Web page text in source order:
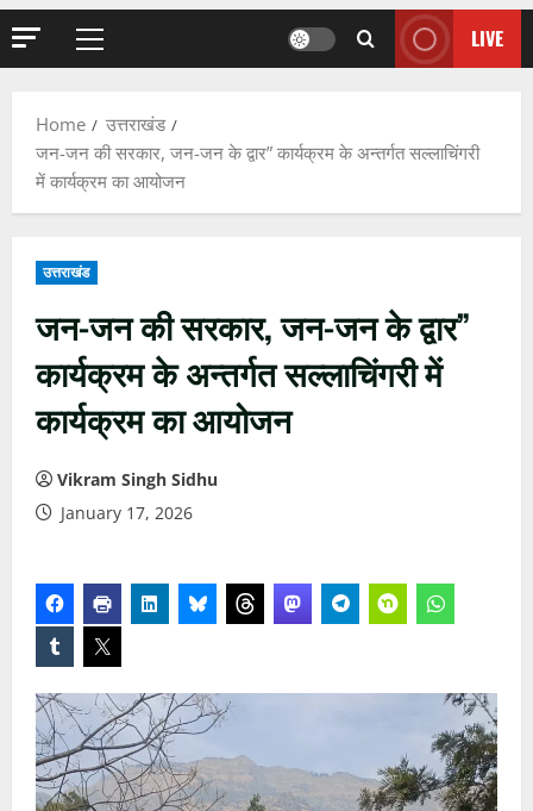
Primary
LIVE
Home
उत्तराखंड
जन-जन की सरकार, जन-जन के द्वार” कार्यक्रम के अन्तर्गत सल्लाचिंगरी
में कार्यक्रम का आयोजन
उत्तराखंड
जन-जन की सरकार, जन-जन के द्वार”
कार्यक्रम के अन्तर्गत सल्लाचिंगरी में
कार्यक्रम का आयोजन
Vikram Singh Sidhu
January 17, 2026